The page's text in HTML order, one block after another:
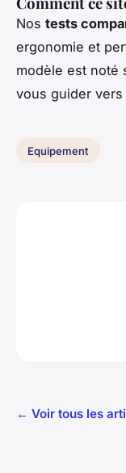
Nos tests
ergonomie et
modèle est noté
vous guider
Equipement
← Voir tous les